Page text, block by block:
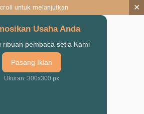
untuk melanjutkan ×
Usaha Anda
ribuan pembaca setia Kami
Pasang Iklan
Ukuran: 300x300 px